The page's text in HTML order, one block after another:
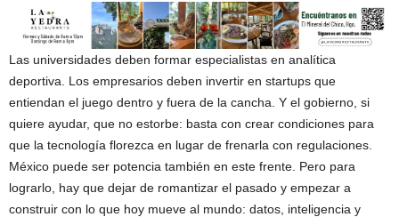
Las universidades deben formar especialistas en analítica
deportiva. Los empresarios deben invertir en startups que
entiendan el juego dentro y fuera de la cancha. Y el gobierno, si
quiere ayudar, que no estorbe: basta con crear condiciones para
que la tecnología florezca en lugar de frenarla con regulaciones.
México puede ser potencia también en este frente. Pero para
lograrlo, hay que dejar de romantizar el pasado y empezar a
construir con lo que hoy mueve al mundo: datos, inteligencia y